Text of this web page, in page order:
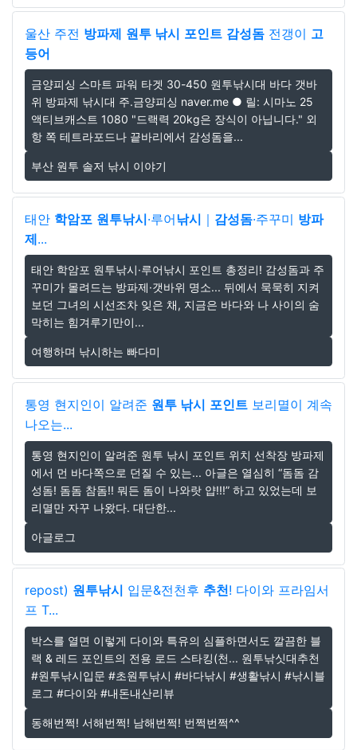
울산 주전 방파제 원투 낚시 포인트 감성돔 전갱이 고
등어
금양피싱 스마트 파워 타겟 30-450 원투낚시대 바다 갯바
위 방파제 낚시대 주.금양피싱 naver.me ● 릴: 시마노 25
액티브캐스트 1080 "드랙력 20kg은 장식이 아닙니다." 외
항 쪽 테트라포드나 끝바리에서 감성돔을...
부산 원투 솔저 낚시 이야기
태안 학암포 원투낚시·루어낚시 ｜ 감성돔·주꾸미 방파
제...
태안 학암포 원투낚시·루어낚시 포인트 총정리! 감성돔과 주
꾸미가 몰려드는 방파제·갯바위 명소... 뒤에서 묵묵히 지켜
보던 그녀의 시선조차 잊은 채, 지금은 바다와 나 사이의 숨
막히는 힘겨루기만이...
여행하며 낚시하는 빠다미
통영 현지인이 알려준 원투 낚시 포인트 보리멸이 계속
나오는...
통영 현지인이 알려준 원투 낚시 포인트 위치 선착장 방파제
에서 먼 바다쪽으로 던질 수 있는... 아글은 열심히 “돔돔 감
성돔! 돔돔 참돔!! 뭐든 돔이 나와랏 얍!!!” 하고 있었는데 보
리멸만 자꾸 나왔다. 대단한...
아글로그
repost) 원투낚시 입문&전천후 추천! 다이와 프라임서
프 T...
박스를 열면 이렇게 다이와 특유의 심플하면서도 깔끔한 블
랙 & 레드 포인트의 전용 로드 스타킹(천... 원투낚싯대추천
#원투낚시입문 #초원투낚시 #바다낚시 #생활낚시 #낚시블
로그 #다이와 #내돈내산리뷰
동해번쩍! 서해번쩍! 남해번쩍! 번쩍번쩍^^